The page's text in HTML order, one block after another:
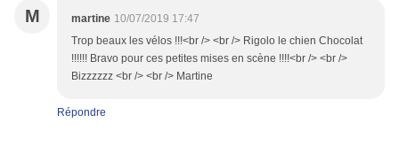
M martine 10/07/2019 17:47
Trop beaux les vélos !!!<br /> <br /> Rigolo le chien Chocolat
!!!!!! Bravo pour ces petites mises en scène !!!!<br /> <br />
Bizzzzzz <br /> <br /> Martine
Répondre